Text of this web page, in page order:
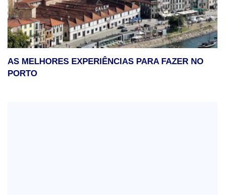
AS MELHORES EXPERIÊNCIAS PARA FAZER NO
PORTO